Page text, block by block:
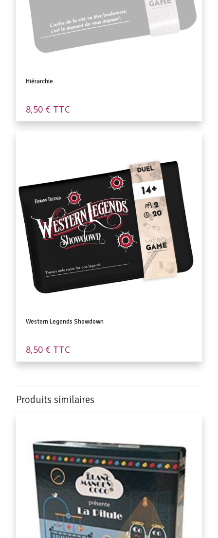
Hiérarchie
8,50 € TTC
Western Legends Showdown
8,50 € TTC
Produits similaires